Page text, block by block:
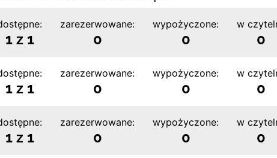
1 z 1
zarezerwowane:
0
wypożyczone:
0
w
0
1 z 1
zarezerwowane:
0
wypożyczone:
0
w
0
1 z 1
zarezerwowane:
0
wypożyczone:
0
w
0